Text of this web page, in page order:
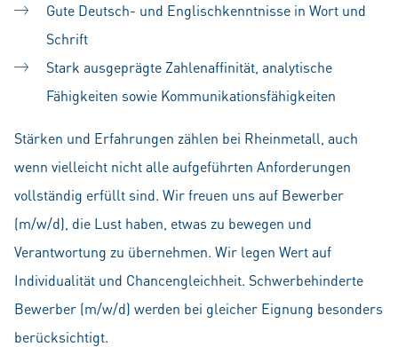
Gute Deutsch- und Englischkenntnisse in Wort und
Schrift
Stark ausgeprägte Zahlenaffinität, analytische
Fähigkeiten sowie Kommunikationsfähigkeiten
Stärken und Erfahrungen zählen bei Rheinmetall, auch
wenn vielleicht nicht alle aufgeführten Anforderungen
vollständig erfüllt sind. Wir freuen uns auf Bewerber
(m/w/d), die Lust haben, etwas zu bewegen und
Verantwortung zu übernehmen. Wir legen Wert auf
Individualität und Chancengleichheit. Schwerbehinderte
Bewerber (m/w/d) werden bei gleicher Eignung besonders
berücksichtigt.